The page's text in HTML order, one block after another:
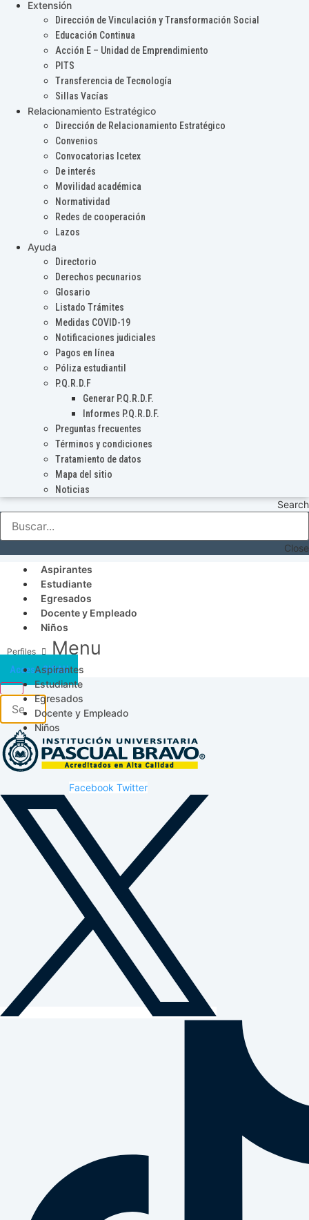
Extensión
Dirección de Vinculación y Transformación Social
Educación Continua
Acción E – Unidad de Emprendimiento
PITS
Transferencia de Tecnología
Sillas Vacías
Relacionamiento Estratégico
Dirección de Relacionamiento Estratégico
Convenios
Convocatorias Icetex
De interés
Movilidad académica
Normatividad
Redes de cooperación
Lazos
Ayuda
Directorio
Derechos pecunarios
Glosario
Listado Trámites
Medidas COVID-19
Notificaciones judiciales
Pagos en línea
Póliza estudiantil
P.Q.R.D.F
Generar P.Q.R.D.F.
Informes P.Q.R.D.F.
Preguntas frecuentes
Términos y condiciones
Tratamiento de datos
Mapa del sitio
Noticias
Search
Close
Aspirantes
Estudiante
Egresados
Docente y Empleado
Niños
Menu
Aspirantes
Estudiante
Egresados
Docente y Empleado
Niños
Acceso SICAU
Facebook Twitter